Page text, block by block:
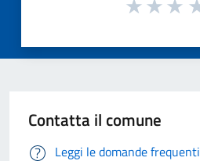
Contatta il comune
Leggi le domande frequenti